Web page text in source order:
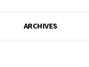
ARCHIVES